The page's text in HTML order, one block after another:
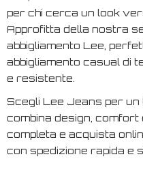
per chi cerca un look
Approfitta della nostra
abbigliamento Lee,
abbigliamento casual di
e resistente.
Scegli Lee Jeans per un
combina design,
completa e acquista
con spedizione rapida e